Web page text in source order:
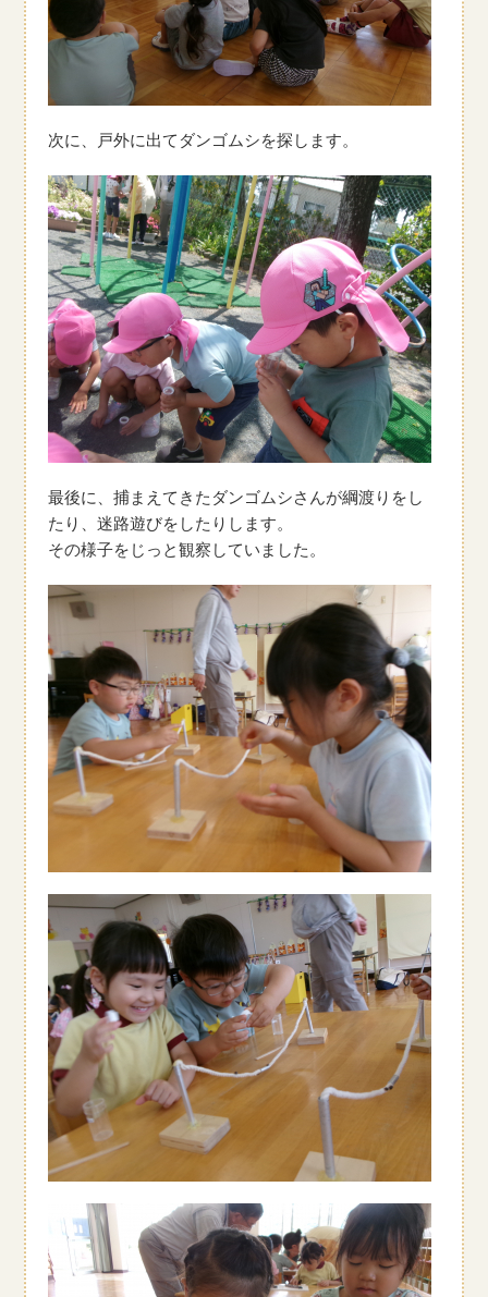
次に、戸外に出てダンゴムシを探します。
最後に、捕まえてきたダンゴムシさんが綱渡りをし
たり、迷路遊びをしたりします。
その様子をじっと観察していました。